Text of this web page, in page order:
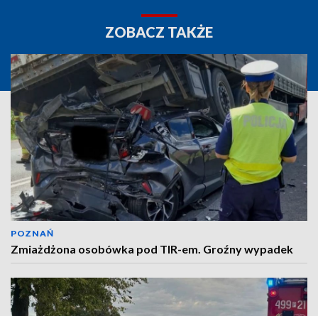
ZOBACZ TAKŻE
POZNAŃ
Zmiażdżona osobówka pod TIR-em. Groźny wypadek